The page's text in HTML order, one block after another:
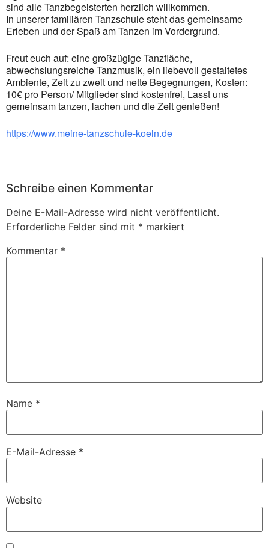
sind alle Tanzbegeisterten herzlich willkommen.
In unserer familiären Tanzschule steht das gemeinsame
Erleben und der Spaß am Tanzen im Vordergrund.
Freut euch auf: eine großzügige Tanzfläche,
abwechslungsreiche Tanzmusik, ein liebevoll gestaltetes
Ambiente, Zeit zu zweit und nette Begegnungen, Kosten:
10€ pro Person/ Mitglieder sind kostenfrei, Lasst uns
gemeinsam tanzen, lachen und die Zeit genießen!
https://www.meine-tanzschule-koeln.de
Schreibe einen Kommentar
Deine E-Mail-Adresse wird nicht veröffentlicht.
Erforderliche Felder sind mit * markiert
Kommentar *
Name *
E-Mail-Adresse *
Website